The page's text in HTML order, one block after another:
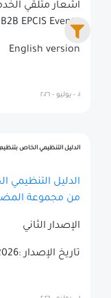
EPCIS Events
English version
٠١ - يوليو - ٢٠٢٦
الدليل التنظيمي الخاص
الدليل
من مجموعة
الإصدار الثاني
تاريخ الإصدار :1/7/2026